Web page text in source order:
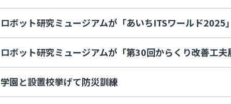
ロボット研究ミュージアムが「あいちITSワールド2025
ロボット研究ミュージアムが「第30回からくり改善工
学園と設置校挙げて防災訓練